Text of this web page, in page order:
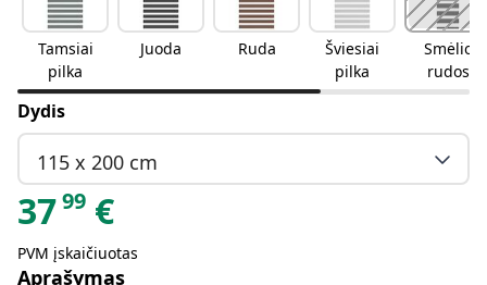
Tamsiai
pilka
Juoda Ruda
Šviesiai
pilka
Smėlio
rudos
spalvos
Dydis
115 x 200 cm
3799 €
PVM įskaičiuotas
Aprašymas